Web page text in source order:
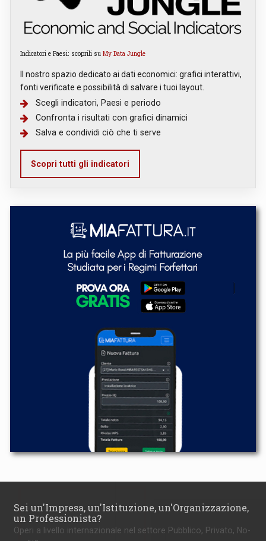
Indicatori e Paesi: scoprili su My Data Jungle
Il nostro spazio dedicato ai dati economici: grafici interattivi,
fonti verificate e possibilità di salvare i tuoi layout.
Scegli indicatori, Paesi e periodo
Confronta i risultati con grafici dinamici
Salva e condividi ciò che ti serve
Scopri tutti gli indicatori
Sei un'Impresa, un'Istituzione, un'Organizzazione,
un Professionista?
Operi a livello internazionale nel settore Pubblico, Privato, No-